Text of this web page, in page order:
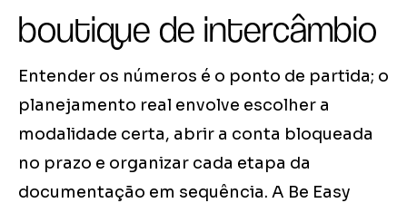
boutique de intercâmbio
Entender os números é o ponto de partida; o
planejamento real envolve escolher a
modalidade certa, abrir a conta bloqueada
no prazo e organizar cada etapa da
documentação em sequência. A Be Easy